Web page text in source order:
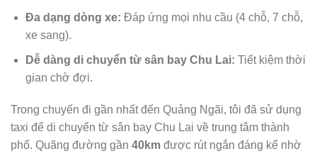
Đa dạng dòng xe: Đáp ứng mọi nhu cầu (4 chỗ, 7 chỗ,
xe sang).
Dễ dàng di chuyển từ sân bay Chu Lai: Tiết kiệm thời
gian chờ đợi.
Trong chuyến đi gần nhất đến Quảng Ngãi, tôi đã sử dụng
taxi để di chuyển từ sân bay Chu Lai về trung tâm thành
phố. Quãng đường gần 40km được rút ngắn đáng kể nhờ